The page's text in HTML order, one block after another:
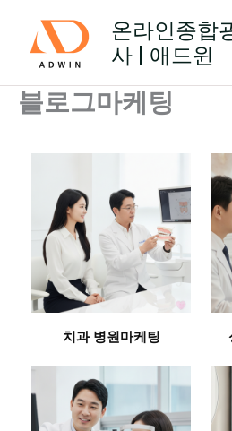
건
온라인종합
사 | 애드윈
블로그마케팅
치과 병원마케팅